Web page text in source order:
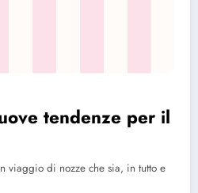
tendenze per il
viaggio di nozze che sia, in tutto e